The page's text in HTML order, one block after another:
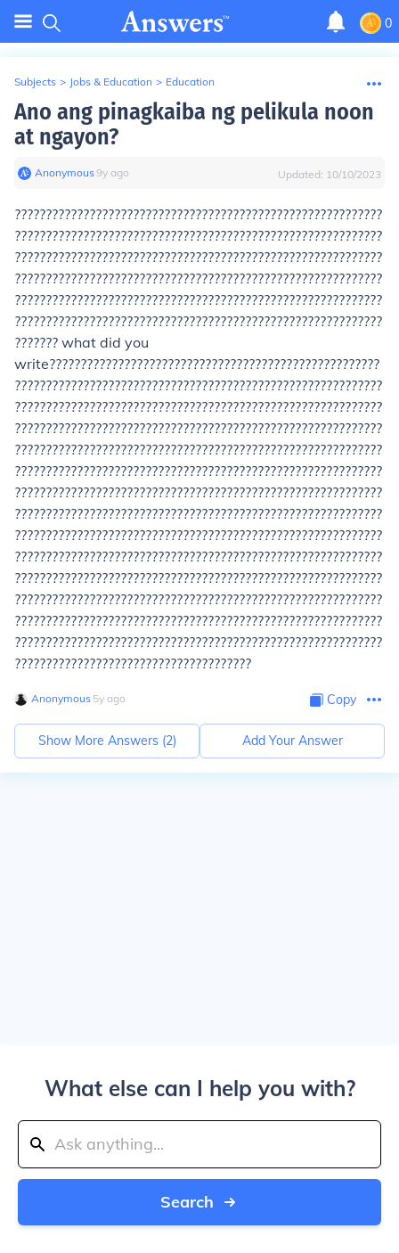
0
Subjects > Jobs & Education > Education
Ano ang pinagkaiba ng pelikula noon
at ngayon?
Anonymous∙9y ago Updated: 10/10/2023
???????????????????????????????????????????????????????????
???????????????????????????????????????????????????????????
???????????????????????????????????????????????????????????
???????????????????????????????????????????????????????????
???????????????????????????????????????????????????????????
???????????????????????????????????????????????????????????
??????? what did you
write?????????????????????????????????????????????????????
???????????????????????????????????????????????????????????
???????????????????????????????????????????????????????????
???????????????????????????????????????????????????????????
???????????????????????????????????????????????????????????
???????????????????????????????????????????????????????????
???????????????????????????????????????????????????????????
???????????????????????????????????????????????????????????
???????????????????????????????????????????????????????????
???????????????????????????????????????????????????????????
???????????????????????????????????????????????????????????
???????????????????????????????????????????????????????????
???????????????????????????????????????????????????????????
???????????????????????????????????????????????????????????
??????????????????????????????????????
Anonymous∙ 5y ago Copy
Show More Answers (2) Add Your Answer
What else can I help you with?
Search